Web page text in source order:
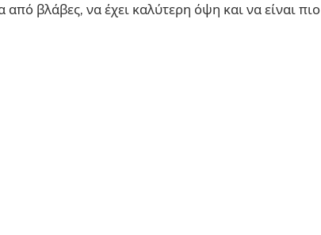
βλάβες, να έχει καλύτερη όψη και να είναι πιο